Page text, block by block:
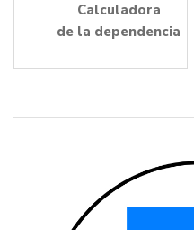
Calculadora
de la dependencia